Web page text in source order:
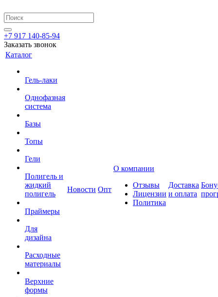
+7 917 140-85-94
Заказать звонок
Каталог
Гель-лаки
Однофазная
система
Базы
Топы
Гели
Полигель и
жидкий
полигель
Праймеры
Для
дизайна
Расходные
материалы
Верхние
формы
Новости Опт
О компании
Отзывы
Лицензии
Политика
Доставка
и оплата